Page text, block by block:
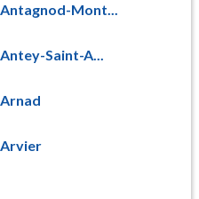
Antagnod-Mont...
Antey-Saint-A...
Arnad
Arvier